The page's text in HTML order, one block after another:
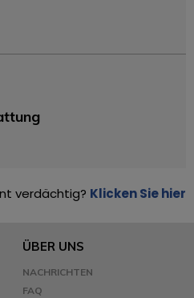
verdächtig? Klicken Sie hier
ÜBER UNS
NACHRICHTEN
FAQ